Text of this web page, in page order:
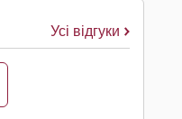
Усі відгуки